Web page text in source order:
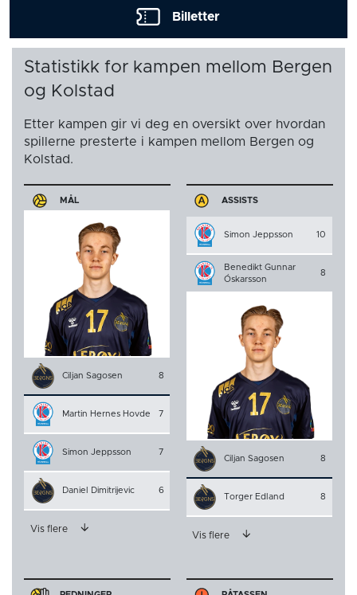
Billetter
Statistikk for kampen mellom Bergen
og Kolstad
Etter kampen gir vi deg en oversikt over hvordan
spillerne presterte i kampen mellom Bergen og
Kolstad.
MÅL
Ciljan Sagosen 8
Martin Hernes Hovde 7
Simon Jeppsson 7
Daniel Dimitrijevic 6
Vis flere
ASSISTS
Simon Jeppsson 10
Benedikt Gunnar
Óskarsson
8
Ciljan Sagosen 8
Torger Edland 8
Vis flere